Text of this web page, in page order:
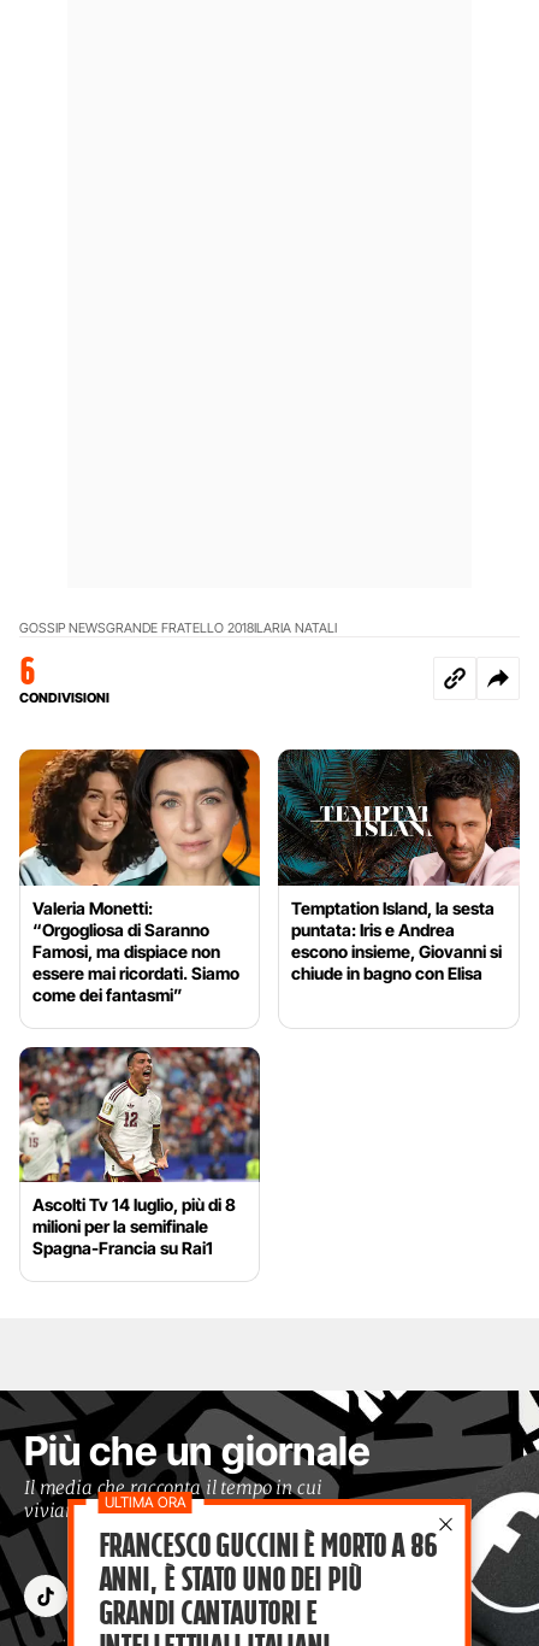
GOSSIP NEWSGRANDE FRATELLO 2018ILARIA NATALI
6
CONDIVISIONI
Valeria Monetti:
“Orgogliosa di Saranno
Famosi, ma dispiace non
essere mai ricordati. Siamo
come dei fantasmi”
Temptation Island, la sesta
puntata: Iris e Andrea
escono insieme, Giovanni si
chiude in bagno con Elisa
Ascolti Tv 14 luglio, più di 8
milioni per la semifinale
Spagna-Francia su Rai1
Più che un giornale
Il media che racconta il tempo in cui
viviamo con occhi moderni
Francesco Guccini è morto a 86
anni, è stato uno dei più
grandi cantautori e